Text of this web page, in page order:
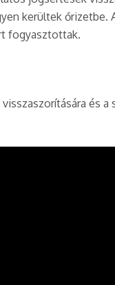
kerültek őrizetbe.
fogyasztottak.
és